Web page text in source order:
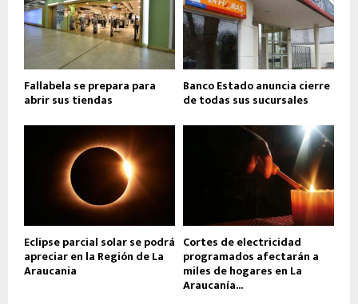
Fallabela se prepara para
abrir sus tiendas
Banco Estado anuncia cierre
de todas sus sucursales
Eclipse parcial solar se podrá
apreciar en la Región de La
Araucania
Cortes de electricidad
programados afectarán a
miles de hogares en La
Araucanía...